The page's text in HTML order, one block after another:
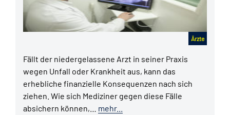
Ärzte
Fällt der niedergelassene Arzt in seiner Praxis
wegen Unfall oder Krankheit aus, kann das
erhebliche finanzielle Konsequenzen nach sich
ziehen. Wie sich Mediziner gegen diese Fälle
absichern können,… mehr...